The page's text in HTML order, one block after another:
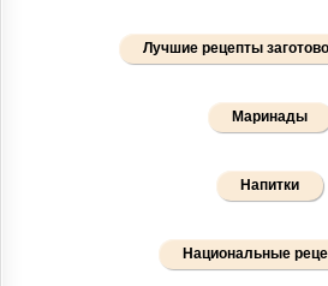
Лучшие рецепты
Маринады
Напитки
Национальные